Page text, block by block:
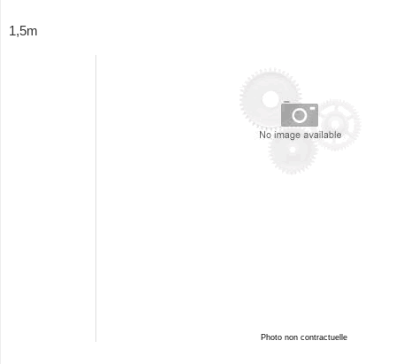
1,5m
Photo non contractuelle